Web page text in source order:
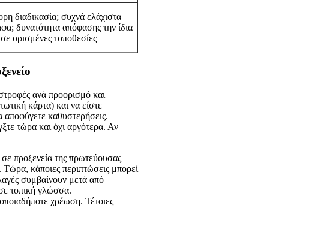
διαδικασία; συχνά ελάχιστα
δυνατότητα απόφασης την ίδια
ορισμένες τοποθεσίες
ανά προορισμό και
κάρτα) και να είστε
αποφύγετε καθυστερήσεις.
τώρα και όχι αργότερα. Αν
προξενεία της πρωτεύουσας
κάποιες περιπτώσεις μπορεί
συμβαίνουν μετά από
τοπική γλώσσα.
χρέωση. Τέτοιες